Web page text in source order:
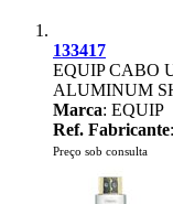
133417
EQUIP CABO
ALUMINUM
Marca: EQUIP
Ref. Fabricante
Preço sob consulta